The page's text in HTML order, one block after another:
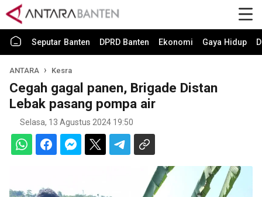
Seputar Banten DPRD Banten Ekonomi Gaya Hidup
ANTARA Kesra
Cegah gagal panen, Brigade Distan
Lebak pasang pompa air
Selasa, 13 Agustus 2024 19:50